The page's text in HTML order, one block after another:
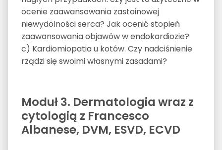
ocenie zaawansowania zastoinowej
niewydolności serca? Jak ocenić stopień
zaawansowania objawów w endokardiozie?
c) Kardiomiopatia u kotów. Czy nadciśnienie
rządzi się swoimi własnymi zasadami?
Moduł 3. Dermatologia wraz z
cytologią z Francesco
Albanese, DVM, ESVD, ECVD